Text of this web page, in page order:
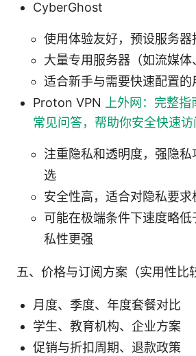
CyberGhost
使用体验友好，预设服务器
大量专用服务器（如流媒体
适合新手与需要快速配置的
Proton VPN
上外网：完整
常见问答，帮助你安全快速
注重隐私和透明度，强隐
选
安全性高，适合对隐私要求
可能在极端条件下速度略
私性更强
五、价格与订阅方案（实用性比
月度、季度、年度套餐对比
学生、教育机构、企业方案
促销与折扣周期、退款政策